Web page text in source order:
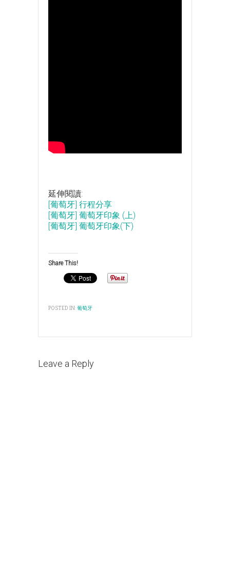
延伸閱讀:
[葡萄牙] 行程分享
[葡萄牙] 葡萄牙印象 (上)
[葡萄牙] 葡萄牙印象(下)
Share This!
POSTED IN:葡萄牙
Leave a Reply